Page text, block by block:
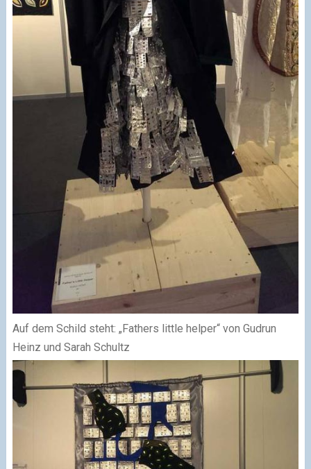
Auf dem Schild steht: „Fathers little helper“ von Gudrun
Heinz und Sarah Schultz